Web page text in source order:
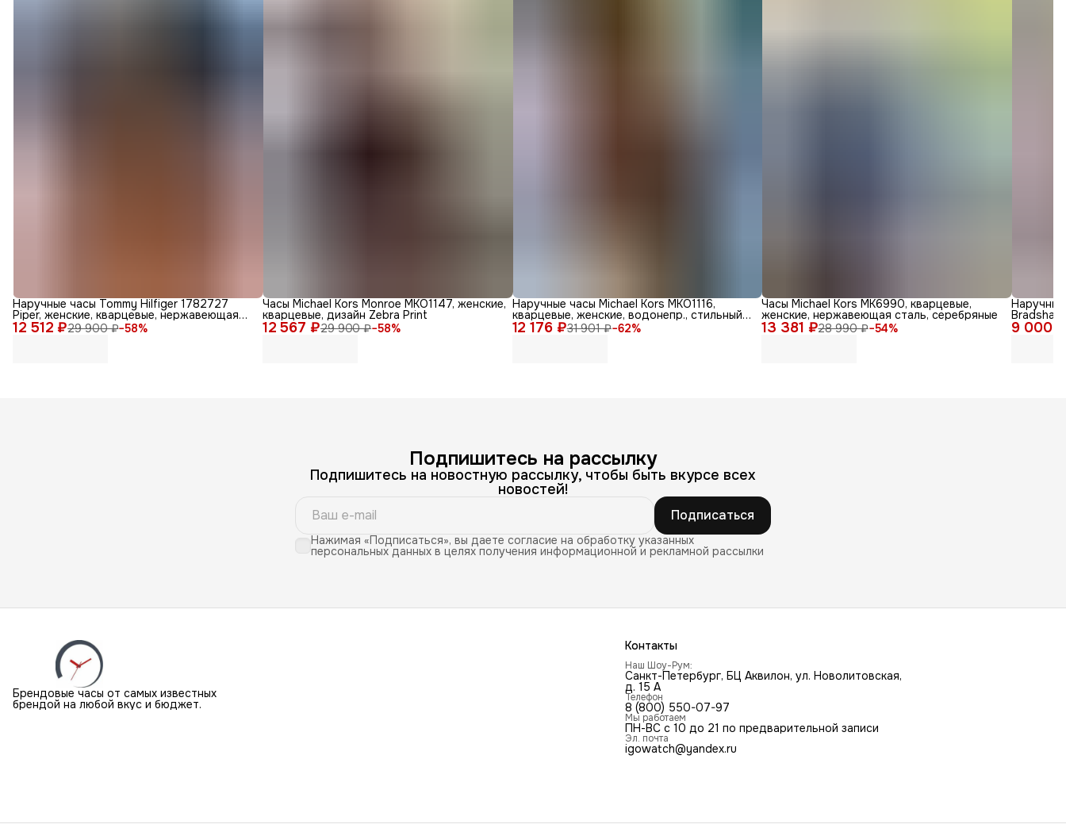
12 512 ₽29 900 ₽−58%
Наручные часы Tommy Hilfiger 1782727
Piper, женские, кварцевые, нержавеющая
сталь, диаметр 36мм 12 567 ₽29 900 ₽−58%
Часы Michael Kors Monroe MKO1147, женские,
кварцевые, дизайн Zebra Print
12 176 ₽31 901 ₽−62%
Наручные часы Michael Kors MKO1116,
кварцевые, женские, водонепр., стильный
дизайн 13 381 ₽28 990 ₽−54%
Часы Michael Kors MK6990, кварцевые,
женские, нержавеющая сталь, серебряные
9 000 ₽
Подпишитесь на рассылку
Подпишитесь на новостную рассылку, чтобы быть вкурсе всех
новостей!
Подписаться
Нажимая «Подписаться», вы даете согласие на обработку указанных
персональных данных в целях получения информационной и рекламной рассылки
Брендовые часы от самых известных
брендой на любой вкус и бюджет.
Контакты
Наш Шоу-Рум:
Санкт-Петербург, БЦ Аквилон, ул. Новолитовская,
д. 15 А
Телефон
8 (800) 550-07-97
Мы работаем
ПН-ВС с 10 до 21 по предварительной записи
Эл. почта
igowatch@yandex.ru